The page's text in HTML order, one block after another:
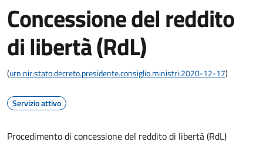
Concessione del reddito
di libertà (RdL)
(urn:nir:stato:decreto.presidente.consiglio.ministri:2020-12-17)
Servizio attivo
Procedimento di concessione del reddito di libertà (RdL)